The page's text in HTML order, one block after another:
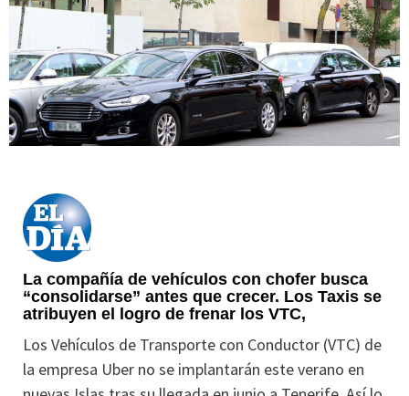
La compañía de vehículos con chofer busca
“consolidarse” antes que crecer. Los Taxis se
atribuyen el logro de frenar los VTC,
Los Vehículos de Transporte con Conductor (VTC) de
la empresa Uber no se implantarán este verano en